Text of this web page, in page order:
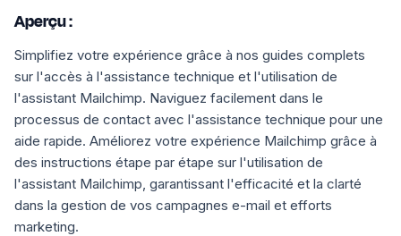
Aperçu :
Simplifiez votre expérience grâce à nos guides complets
sur l'accès à l'assistance technique et l'utilisation de
l'assistant Mailchimp. Naviguez facilement dans le
processus de contact avec l'assistance technique pour une
aide rapide. Améliorez votre expérience Mailchimp grâce à
des instructions étape par étape sur l'utilisation de
l'assistant Mailchimp, garantissant l'efficacité et la clarté
dans la gestion de vos campagnes e-mail et efforts
marketing.